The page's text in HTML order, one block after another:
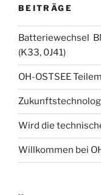
BEITRÄGE
Batteriewechsel
(K33, 0J41)
OH-OSTSEE
Wird die
Willkommen bei